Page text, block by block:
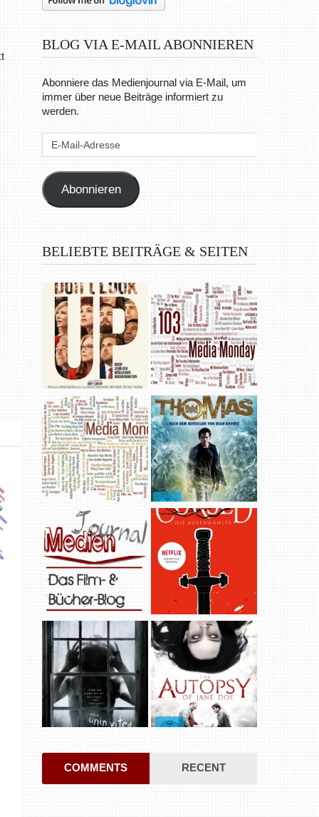
BLOG VIA E-MAIL ABONNIEREN
Abonniere das Medienjournal via E-Mail, um
immer über neue Beiträge informiert zu
werden.
E-
Abonnieren
BELIEBTE BEITRÄGE & SEITEN
COMMENTS RECENT